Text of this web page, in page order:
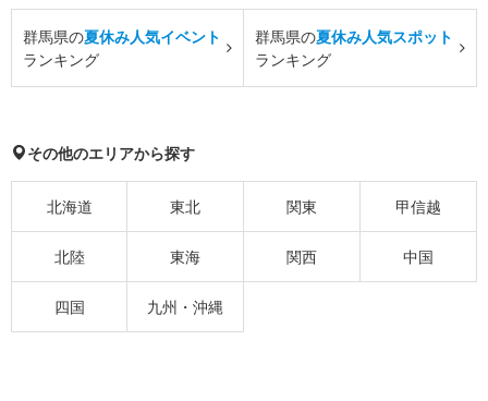
群馬県の夏休み人気イベント
ランキング
群馬県の夏休み人気スポット
ランキング
その他のエリアから探す
北海道 東北 関東 甲信越
北陸 東海 関西 中国
四国 九州・沖縄